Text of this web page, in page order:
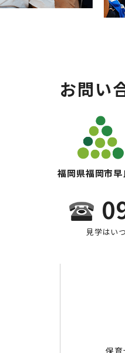
お問い
福岡県福岡市
見学はい
保育